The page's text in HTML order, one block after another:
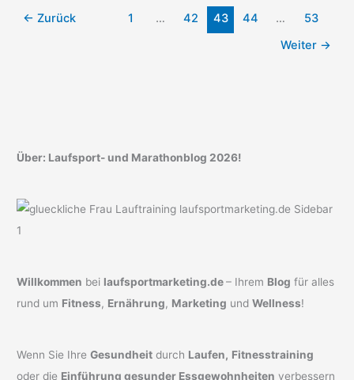
Alter
← Zurück 1 … 42 43 44 …
53
Weiter →
Über: Laufsport- und Marathonblog 2026!
Willkommen bei laufsportmarketing.de– Ihrem Blog für alles
rund um Fitness, Ernährung, Marketing undWellness!
Wenn Sie IhreGesundheit durch Laufen, Fitnesstraining
oder die Einführung gesunder Essgewohnheiten verbessern